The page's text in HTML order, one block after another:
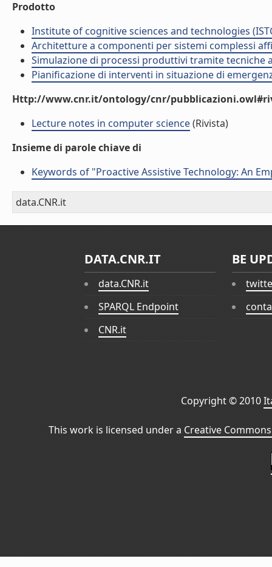
Prodotto
Institute of cognitive sciences and technologies
Architetture a componenti per sistemi complessi
Simulazione di processi produttivi tramite tecniche
Pianificazione di interventi in situazione di
Http://www.cnr.it/ontology/cnr/
Lecture notes in computer science(Rivista)
Insieme di parole chiave di
Keywords of "Proactive Assistive Technology: An
data.CNR.it
DATA.CNR.IT
data.CNR.it
SPARQL Endpoint
CNR.it
BE
Copyright © 2010
This work is licensed under a Creative